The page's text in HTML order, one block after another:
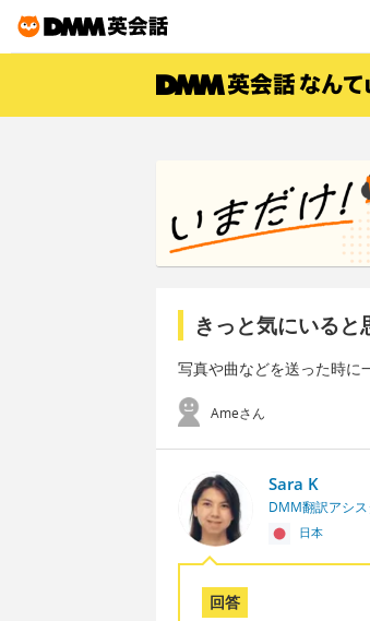
きっと気にいると
写真や曲などを送った時に
Ameさん
Sara K
DMM翻訳アシス
日本
回答